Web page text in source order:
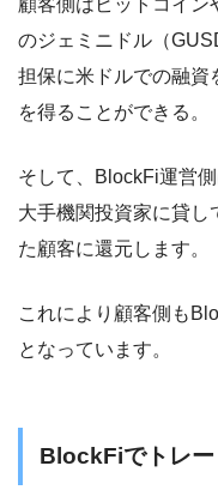
のジェミニドル（
担保に米ドルでの融資
を得ることができる。
そして、BlockFi運営
大手機関投資家に貸
た顧客に還元します。
これにより顧客側も
となっています。
BlockFiでトレー